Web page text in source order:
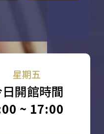
星期五
開館時間
~ 17:00